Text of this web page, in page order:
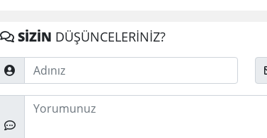
SİZİN DÜŞÜNCELERİNİZ?
Adınız
Düşünceleriniz